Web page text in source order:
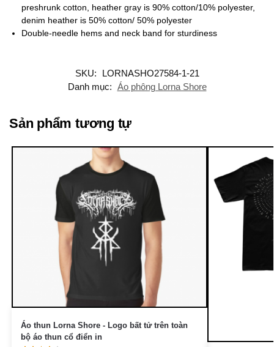
preshrunk cotton, heather gray is 90% cotton/10% polyester,
denim heather is 50% cotton/ 50% polyester
Double-needle hems and neck band for sturdiness
SKU:
LORNASHO27584-1-21
Danh mục: Áo phông Lorna Shore
Sản phẩm tương tự
Áo thun Lorna Shore - Logo bất tử trên toàn
bộ áo thun cổ điển in